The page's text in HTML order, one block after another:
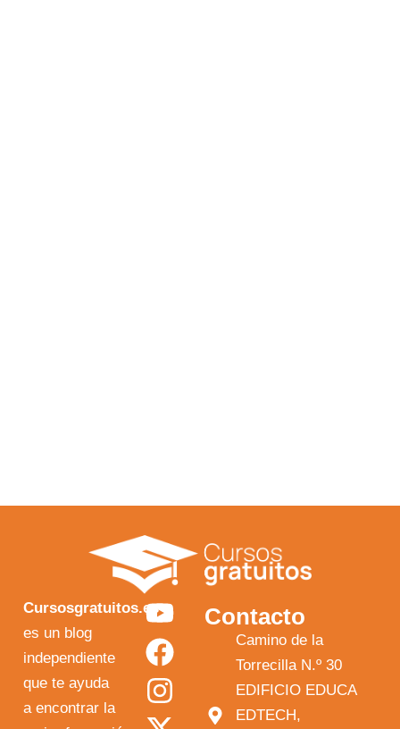
Cursosgratuitos.es
es un blog
independiente
que te ayuda
a encontrar la
Y
o
u
t
F
a
c
e
I
n
s
t
X
-
t
w
Contacto
Camino de la
Torrecilla N.º 30
EDIFICIO EDUCA
EDTECH,